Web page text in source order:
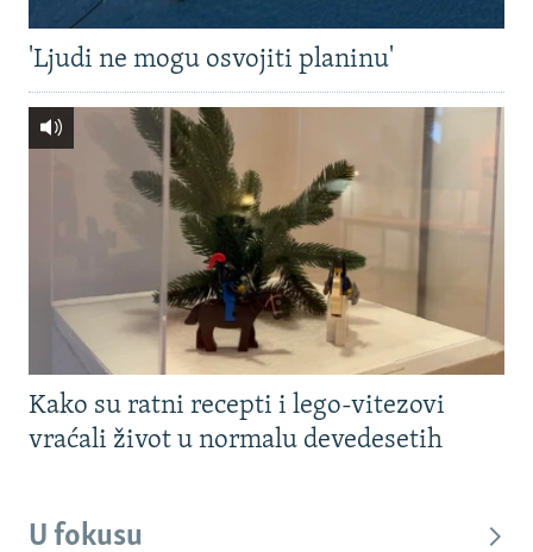
'Ljudi ne mogu osvojiti planinu'
Kako su ratni recepti i lego-vitezovi
vraćali život u normalu devedesetih
U fokusu